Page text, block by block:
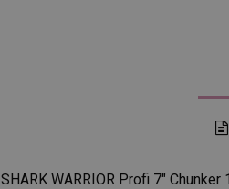
SHARK WARRIOR Profi 7" Chunker